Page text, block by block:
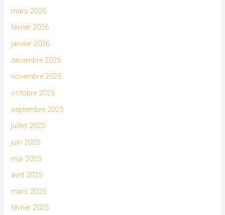
mars 2026
février 2026
janvier 2026
décembre 2025
novembre 2025
octobre 2025
septembre 2025
juillet 2025
juin 2025
mai 2025
avril 2025
mars 2025
février 2025